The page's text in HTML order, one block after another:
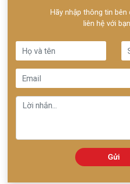
Hãy nhập thông tin
liên hệ với
Gửi